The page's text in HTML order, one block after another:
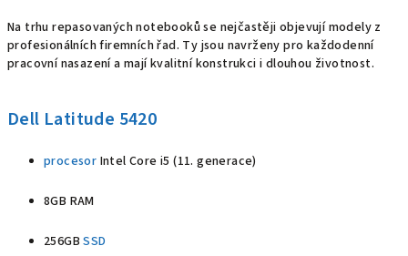
Na trhu repasovaných notebooků se nejčastěji objevují modely z
profesionálních firemních řad. Ty jsou navrženy pro každodenní
pracovní nasazení a mají kvalitní konstrukci i dlouhou životnost.
Dell Latitude 5420
procesor Intel Core i5 (11. generace)
8GB RAM
256GBSSD